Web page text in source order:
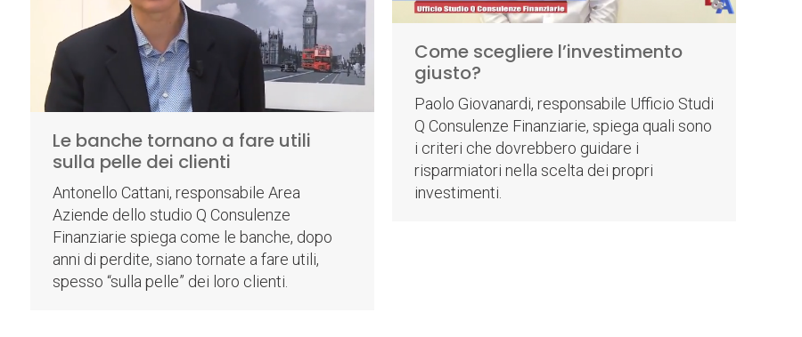
Come scegliere l’investimento
giusto?
Paolo Giovanardi, responsabile Ufficio Studi
Q Consulenze Finanziarie, spiega quali sono
i criteri che dovrebbero guidare i
risparmiatori nella scelta dei propri
investimenti.
Le banche tornano a fare utili
sulla pelle dei clienti
Antonello Cattani, responsabile Area
Aziende dello studio Q Consulenze
Finanziarie spiega come le banche, dopo
anni di perdite, siano tornate a fare utili,
spesso “sulla pelle” dei loro clienti.